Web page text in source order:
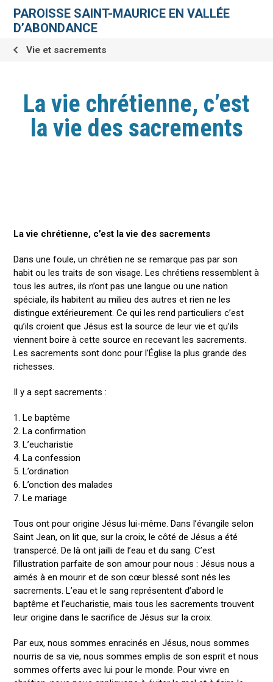
contenu.
navigation
personnelsPAROISSE SAINT-MAURICE EN VALLÉE
D’ABONDANCE
Vie et sacrements
La vie chrétienne, c’est
la vie des sacrements
La vie chrétienne, c’est la vie des sacrements
Dans une foule, un chrétien ne se remarque pas par son
habit ou les traits de son visage. Les chrétiens ressemblent à
tous les autres, ils n’ont pas une langue ou une nation
spéciale, ils habitent au milieu des autres et rien ne les
distingue extérieurement. Ce qui les rend particuliers c’est
qu’ils croient que Jésus est la source de leur vie et qu’ils
viennent boire à cette source en recevant les sacrements.
Les sacrements sont donc pour l’Église la plus grande des
richesses.
Il y a sept sacrements :
1. Le baptême
2. La confirmation
3. L’eucharistie
4. La confession
5. L’ordination
6. L’onction des malades
7. Le mariage
Tous ont pour origine Jésus lui-même. Dans l’évangile selon
Saint Jean, on lit que, sur la croix, le côté de Jésus a été
transpercé. De là ont jailli de l’eau et du sang. C’est
l’illustration parfaite de son amour pour nous : Jésus nous a
aimés à en mourir et de son cœur blessé sont nés les
sacrements. L’eau et le sang représentent d’abord le
baptême et l’eucharistie, mais tous les sacrements trouvent
leur origine dans le sacrifice de Jésus sur la croix.
Par eux, nous sommes enracinés en Jésus, nous sommes
nourris de sa vie, nous sommes emplis de son esprit et nous
sommes offerts avec lui pour le monde. Pour vivre en